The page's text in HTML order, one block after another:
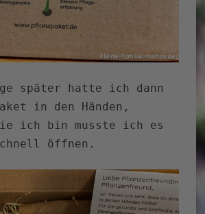
später hatte ich dann
in den Händen,
ich bin musste ich es
öffnen.